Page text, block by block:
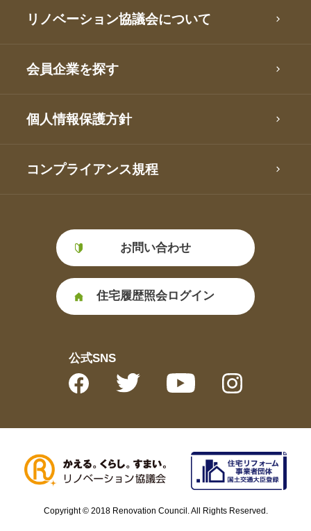
リノベーション協議会について
会員企業を探す
個人情報保護方針
コンプライアンス規程
お問い合わせ
住宅履歴照会ログイン
公式SNS
Copyright © 2018 Renovation Council. All Rights Reserved.